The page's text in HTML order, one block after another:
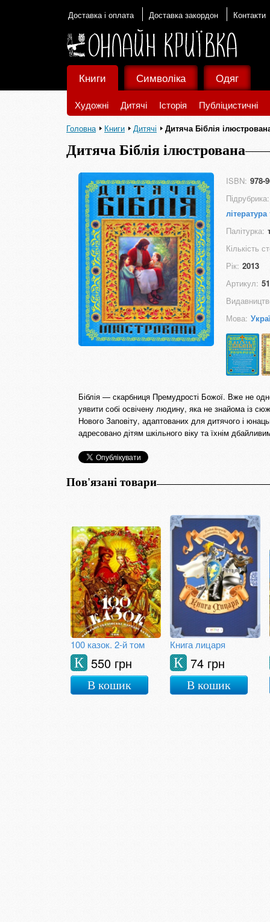
Доставка і оплата Доставка закордон Контакти
Книги
Художні Дитячі Історія Публіцистичні
Символіка Одяг
Головна Книги Дитячі Дитяча Біблія
Дитяча Біблія ілюстрована
ISBN: 978-
Підрубрика:
література
Палітурка:
Кількість
Рік: 2013
Артикул:
Мова:
Біблія — скарбниця Премудрості Божої. Вже не
уявити собі освічену людину, яка не знайома із
Нового Заповіту, адаптованих для дитячого і
адресовано дітям шкільного віку та їхнім
Пов'язані товари
100 казок. 2-й том
550 грн
К
В кошик
Книга лицаря
74 грн
К
В кошик